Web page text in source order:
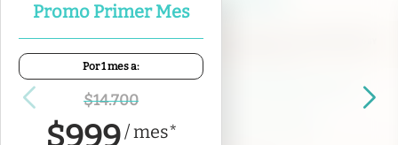
Promo Primer Mes
Por 1 mes a:
$14.700
$999/mes*
Portal de Proveedores